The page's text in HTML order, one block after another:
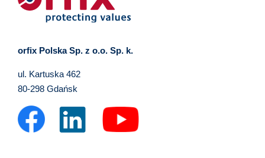
orfix Polska Sp. z o.o. Sp. k.
ul. Kartuska 462
80-298 Gdańsk